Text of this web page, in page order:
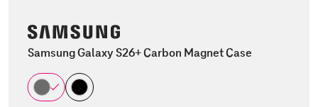
Samsung Galaxy S26+ Carbon Magnet Case